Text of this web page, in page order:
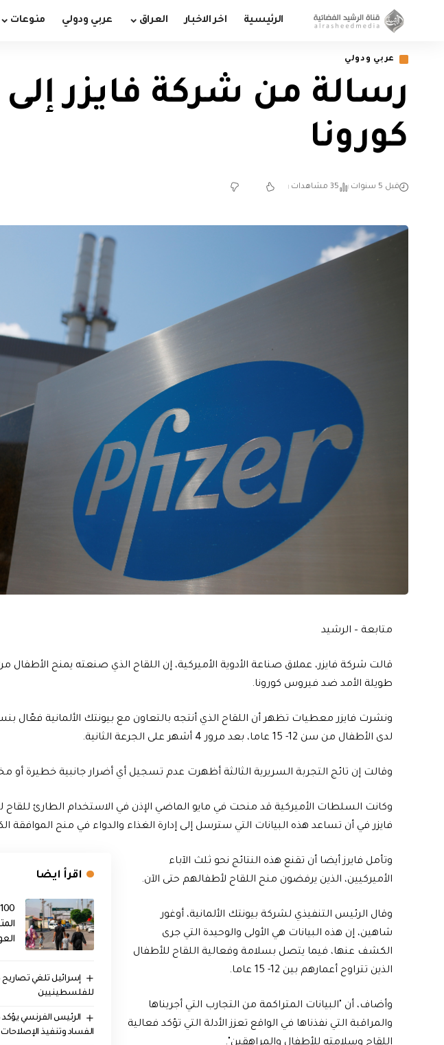
الرئيسية اخر الاخبار العراق عربي ودولي منوعات
عربي ودولي
رسالة من شركة فايزر
كورونا
قبل 5 سنوات 35 مشاهدات
متابعة – الرشيد
طويلة الأمد ضد فيروس كورونا.
لدى الأطفال من سن 12- 15 عاما، بعد مرور 4 أشهر على الجرعة الثانية.
وقالت إن تائج التجربة السريرية الثالثة أظهرت عدم تسجيل أي أضرار جانبية خطيرة أو
وكانت السلطات الأميركية قد منحت في مايو الماضي الإذن في الاستخدام الطارئ للقاح
فايزر في أن تساعد هذه البيانات التي سترسل إلى إدارة الغذاء والدواء في منح الموافقة
اقرأ ايضا
إسرائيل تلغي
للفلسطينيين
الرئيس الفرنسي
الفساد وتنفيذ الإصلاحات
وتأمل فايرز أيضا أن تقنع هذه النتائج نحو ثلث الآباء
الأميركيين، الذين يرفضون منح اللقاح لأطفالهم حتى الآن.
وقال الرئيس التنفيذي لشركة بيونتك الألمانية، أوغور
شاهين، إن هذه البيانات هي الأولى والوحيدة التي جرى
الكشف عنها، فيما يتصل بسلامة وفعالية اللقاح للأطفال
الذين تتراوح أعمارهم بين 12- 15 عاما.
وأضاف، أن "البيانات المتراكمة من التجارب التي أجريناها
والمراقبة التي نفذناها في الواقع تعزز الأدلة التي تؤكد فعالية